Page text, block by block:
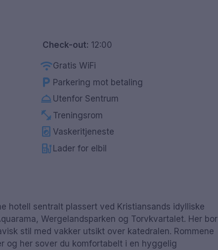
Check-out: 12:00
wifiGratis WiFi
local_parking Parkering mot betaling
room_service Utenfor Sentrum
fitness_center Treningsrom
local_laundry_service Vaskeritjeneste
ev_station Lader for elbil
hotell sentralt plassert ved Kristiansands idylliske
Wergelandsparken og Torvkvartalet. Her bor
stil med vakker utsikt over katedralen. Rommene
og her sover du komfortabelt i en hyggelig